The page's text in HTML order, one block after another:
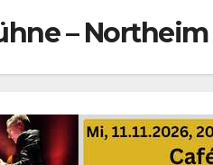
– Northeim